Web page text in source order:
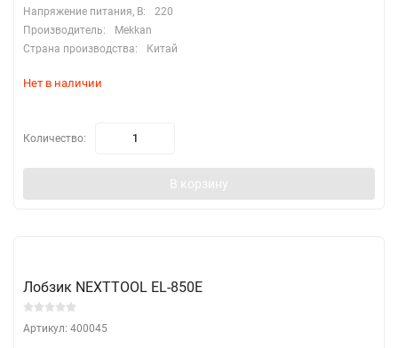
Напряжение питания, В:
220
Производитель:
Mekkan
Страна производства:
Китай
Нет в наличии
Количество:
В корзину
Лобзик NEXTTOOL EL-850E
Артикул: 400045